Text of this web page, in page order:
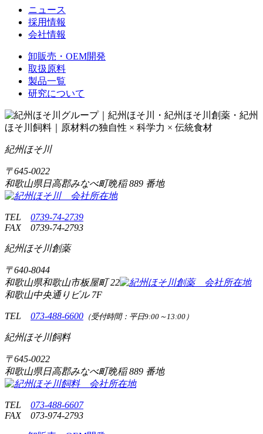
ニュース
採用情報
会社情報
卸販売・OEM開発
取扱原料
製品一覧
研究について
紀州ほそ川
〒645-0022
和歌山県日高郡みなべ町晩稲889 番地
TEL 0739-74-2739
FAX 0739-74-2793
紀州ほそ川創薬
〒640-8044
和歌山県和歌山市板屋町22
和歌山中央通りビル 7F
TEL 073-488-6600 （受付時間：平日9:00～13:00）
紀州ほそ川飼料
〒645-0022
和歌山県日高郡みなべ町晩稲889 番地
TEL 073-488-6607
FAX 073-974-2793